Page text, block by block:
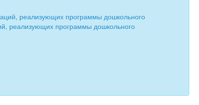
реализующих программы дошкольного
реализующих программы дошкольного